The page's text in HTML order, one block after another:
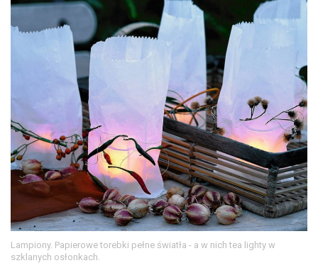
Lampiony. Papierowe torebki pełne światła - a w nich tea lighty w
szklanych osłonkach.